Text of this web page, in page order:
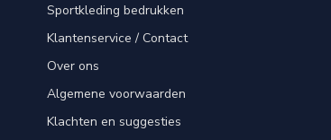
Sportkleding bedrukken
Klantenservice / Contact
Over ons
Algemene voorwaarden
Klachten en suggesties